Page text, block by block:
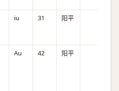
iu 31 阳平
Au 42 阳平